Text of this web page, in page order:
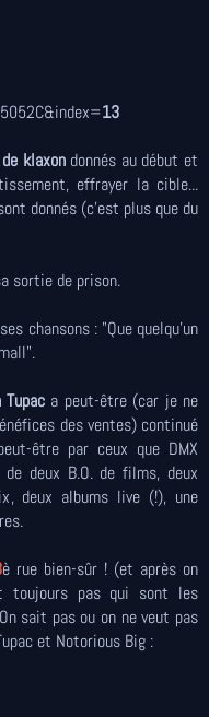
13
klaxondonnés au début et
effrayer la cible...
donnés (c'est plus que du
sortie de prison.
chansons : "Que quelqu'un
a peut-être (car je ne
des ventes) continué
être par ceux que DMX
deux B.O. de films, deux
deux albums live (!), une
è rue bien-sûr ! (et après on
toujours pas qui sont les
sait pas ou on ne veut pas
et Notorious Big :